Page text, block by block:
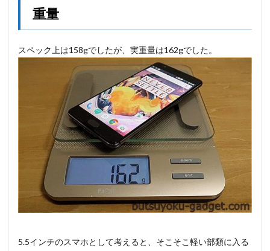
重量
スペック上は158gでしたが、実重量は162gでした。
5.5インチのスマホとして考えると、そこそこ軽い部類に入る